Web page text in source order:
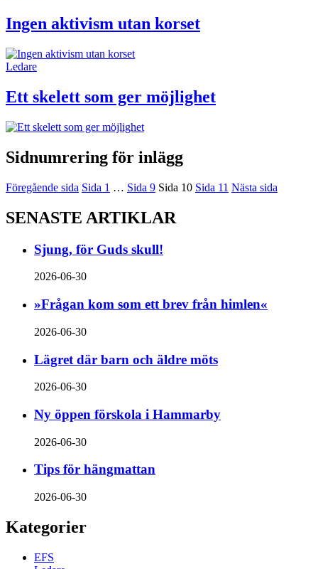
Ingen aktivism utan korset
Ledare
Ett skelett som ger möjlighet
Sidnumrering för inlägg
Föregående sida Sida 1 … Sida 9 Sida 10 Sida 11 Nästa sida
SENASTE ARTIKLAR
Sjung, för Guds skull!
2026-06-30
»Frågan kom som ett brev från himlen«
2026-06-30
Lägret där barn och äldre möts
2026-06-30
Ny öppen förskola i Hammarby
2026-06-30
Tips för hängmattan
2026-06-30
Kategorier
EFS